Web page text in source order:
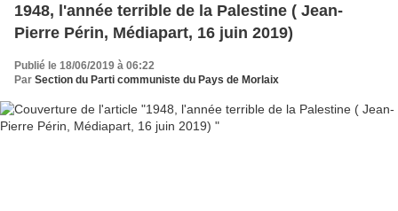
1948, l'année terrible de la Palestine ( Jean-
Pierre Périn, Médiapart, 16 juin 2019)
Publié le 18/06/2019 à 06:22
Par Section du Parti communiste du Pays de Morlaix